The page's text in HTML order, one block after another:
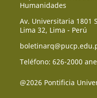
Humanidades
Av. Universitaria 1801
Lima 32, Lima - Perú
Teléfono: 626-2000
@2026 Pontificia